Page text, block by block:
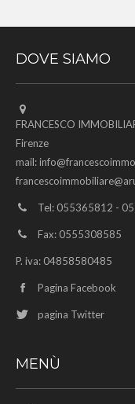
DOVE SIAMO
FRANCESCO
Firenze
mail:
Tel: 055365812 -
Fax: 0555308585
P. iva: 04858580485
Pagina Facebook
pagina Twitter
MENÙ